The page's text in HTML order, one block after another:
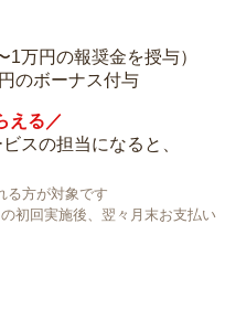
1万円の報奨金を授与）
のボーナス付与
える／
スの担当になると、
る方が対象です
初回実施後、翌々月末お支払い